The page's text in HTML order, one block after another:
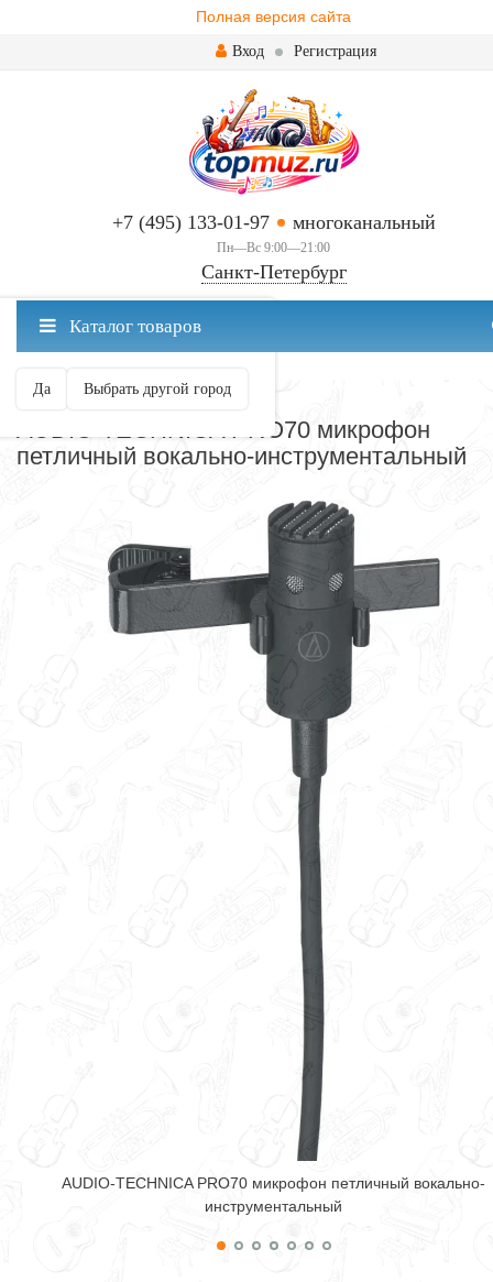
Полная версия сайта
Вход Регистрация
+7 (495) 133-01-97 многоканальный
Пн—Вс 9:00—21:00
Санкт-Петербург
Санкт-Петербург ваш город?
Да Выбрать другой город
Каталог товаров
МИКРОФОНЫ
AUDIO-TECHNICA PRO70 микрофон
петличный вокально-инструментальный
AUDIO-TECHNICA PRO70 микрофон петличный вокально-
инструментальный